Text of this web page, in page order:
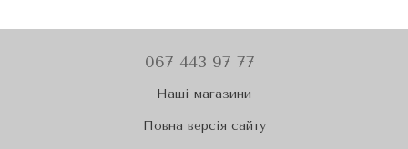
067 443 97 77
Наші магазини
Повна версія сайту